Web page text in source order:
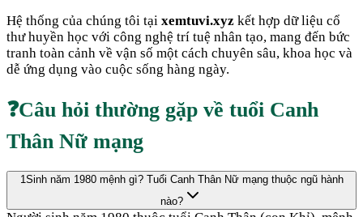
Hệ thống của chúng tôi tại xemtuvi.xyz kết hợp dữ liệu cổ
thư huyền học với công nghệ trí tuệ nhân tạo, mang đến bức
tranh toàn cảnh về vận số một cách chuyên sâu, khoa học và
dễ ứng dụng vào cuộc sống hàng ngày.
❓Câu hỏi thường gặp về tuổi Canh
Thân Nữ mạng
1Sinh năm 1980 mệnh gì? Tuổi Canh Thân Nữ mạng thuộc ngũ hành
nào?